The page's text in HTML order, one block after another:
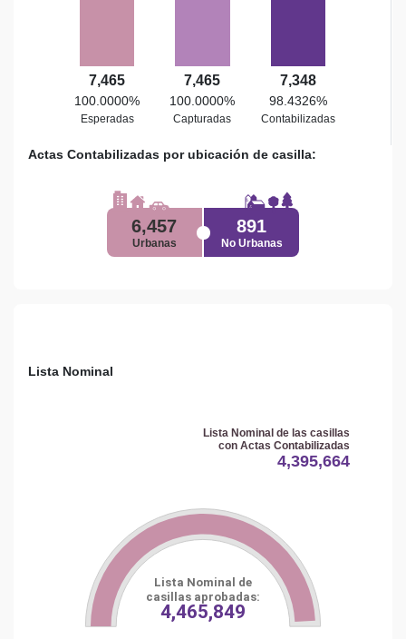
7,465
100.0000%
Esperadas
7,465
100.0000%
Capturadas
7,348
98.4326%
Contabilizadas
Actas Contabilizadas por ubicación de casilla:
6,457
Urbanas
891
No Urbanas
Lista Nominal
4,465,849
Lista Nominal de
casillas aprobadas:
Lista Nominal de las casillas
con Actas Contabilizadas
4,395,664